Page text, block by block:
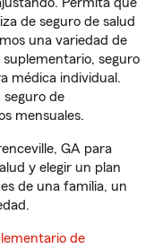
Permita que
de seguro de salud
una variedad de
suplementario, seguro
médica individual.
seguro de
mensuales.
GA para
y elegir un plan
de una familia, un
de